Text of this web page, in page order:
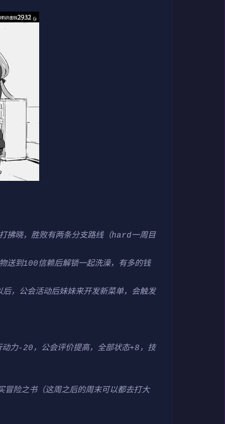
拂晓，胜败有两条分支路线（hard一周目
送到100信赖后解锁一起洗澡，有多的钱
，公会活动后妹妹来开发新菜单，会触发
力-20，公会评价提高，全部状态+8，技
险之书（这周之后的周末可以都去打大